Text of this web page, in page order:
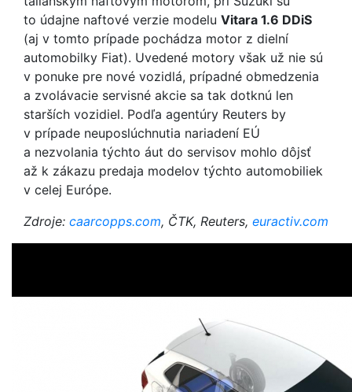
to údajne naftové verzie modelu Vitara 1.6 DDiS
(aj v tomto prípade pochádza motor z dielní
automobilky Fiat). Uvedené motory však už nie sú
v ponuke pre nové vozidlá, prípadné obmedzenia
a zvolávacie servisné akcie sa tak dotknú len
starších vozidiel. Podľa agentúry Reuters by
v prípade neuposlúchnutia nariadení EÚ
a nezvolania týchto áut do servisov mohlo dôjsť
až k zákazu predaja modelov týchto automobiliek
v celej Európe.
Zdroje: caarcopps.com, ČTK, Reuters, euractiv.com